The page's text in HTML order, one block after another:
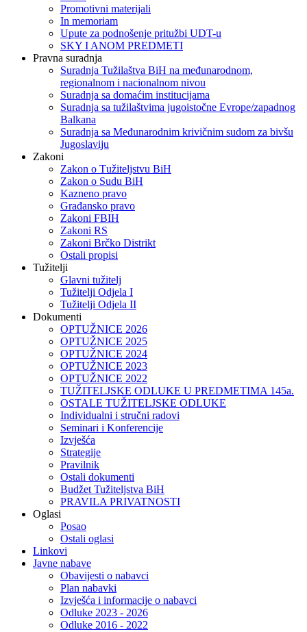
Promotivni materijali
In memoriam
Upute za podnošenje pritužbi UDT-u
SKY I ANOM PREDMETI
Pravna suradnja
Suradnja Tužilaštva BiH na međunarodnom,
regionalnom i nacionalnom nivou
Suradnja sa domaćim institucijama
Suradnja sa tužilaštvima jugoistočne Evrope/zapadnog
Balkana
Suradnja sa Međunarodnim krivičnim sudom za bivšu
Jugoslaviju
Zakoni
Zakon o Тužiteljstvu BiH
Zakon o Sudu BiH
Kazneno pravo
Građansko pravo
Zakoni FBIH
Zakoni RS
Zakoni Brčko Distrikt
Ostali propisi
Tužitelji
Glavni tužitelj
Tužitelji Odjela I
Tužitelji Odjela II
Dokumenti
OPTUŽNICE 2026
OPTUŽNICE 2025
OPTUŽNICE 2024
OPTUŽNICE 2023
OPTUŽNICE 2022
TUŽITELJSKE ODLUKE U PREDMETIMA 145a.
OSTALE TUŽITELJSKE ODLUKE
Individualni i stručni radovi
Seminari i Konferencije
Izvješća
Strategije
Pravilnik
Ostali dokumenti
Budžet Tužiteljstva BiH
PRAVILA PRIVATNOSTI
Oglasi
Posao
Ostali oglasi
Linkovi
Javne nabave
Obavijesti o nabavci
Plan nabavki
Izvješća i informacije o nabavci
Odluke 2023 - 2026
Odluke 2016 - 2022